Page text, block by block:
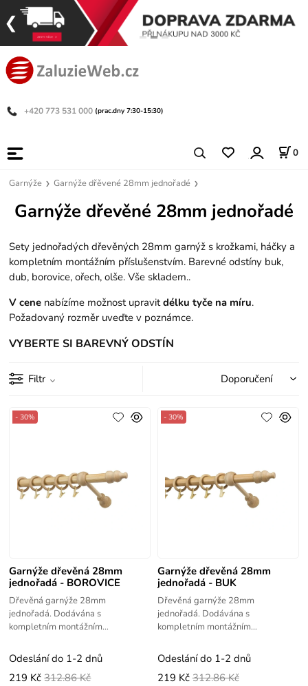
+420 773 531 000 (prac.dny 7:30-15:30)
0
Garnýže Garnýže dřěvené 28mm jednořadé
Garnýže dřevěné 28mm jednořadé
Sety jednořadých dřevěných 28mm garnýž s krožkami, háčky a
kompletním montážním příslušenstvím. Barevné odstíny buk,
dub, borovice, ořech, olše. Vše skladem..
V cene nabízíme možnost upravitdélku tyče na míru.
Požadovaný rozměr uveďte v poznámce.
VYBERTE SI BAREVNÝ ODSTÍN
Filtr
Garnýže dřevěná 28mm
jednořadá - BOROVICE
Dřevěná garnýže 28mm
jednořadá. Dodávána s
kompletním montážním
- 30%
Odeslání do 1-2 dnů
219 Kč 312.86 Kč
Garnýže dřevěná 28mm
jednořadá - BUK
Dřevěná garnýže 28mm
jednořadá. Dodávána s
kompletním montážním
- 30%
Odeslání do 1-2 dnů
219 Kč 312.86 Kč